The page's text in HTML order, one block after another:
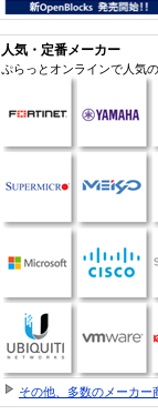
人気・定番メーカー
ぷらっとオンラインで人気
その他、多数のメーカー